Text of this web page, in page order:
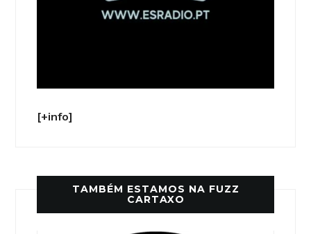
[+info]
TAMBÉM ESTAMOS NA FUZZ
CARTAXO